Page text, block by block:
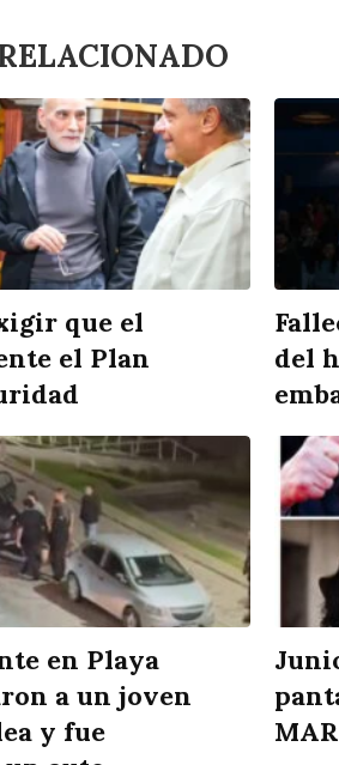
que el
el Plan
del
en Playa
a un joven
y fue
MAR